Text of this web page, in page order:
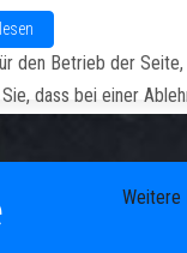
den Betrieb der
dass bei einer
Weitere